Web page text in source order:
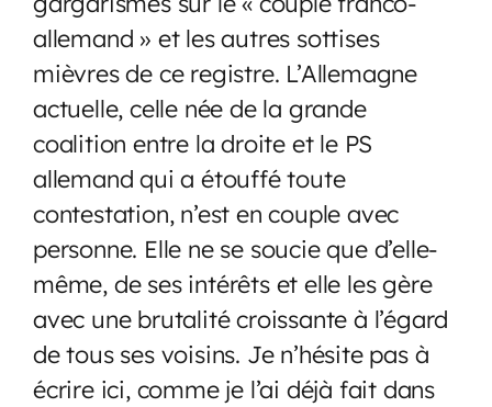
allemand » et les autres sottises
mièvres de ce registre. L’Allemagne
actuelle, celle née de la grande
coalition entre la droite et le PS
allemand qui a étouffé toute
contestation, n’est en couple avec
personne. Elle ne se soucie que d’elle-
même, de ses intérêts et elle les gère
avec une brutalité croissante à l’égard
de tous ses voisins. Je n’hésite pas à
écrire ici, comme je l’ai déjà fait dans